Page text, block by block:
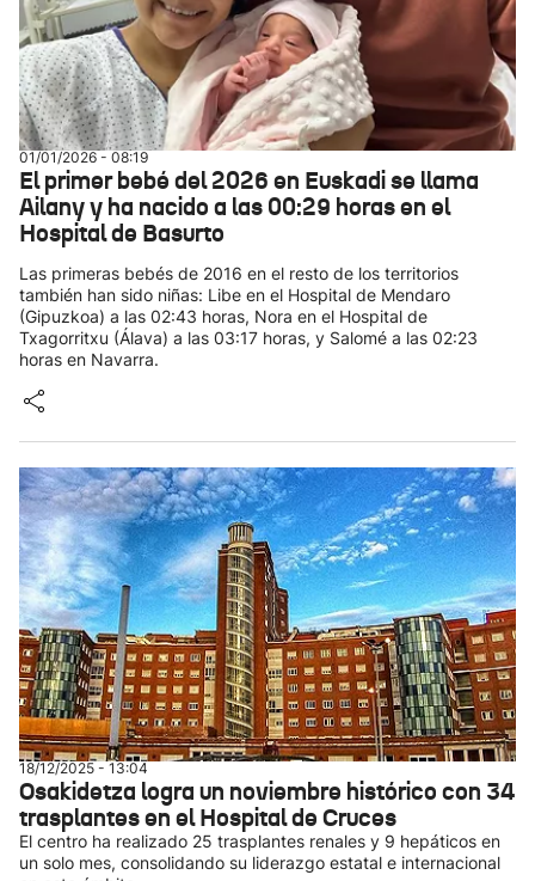
01/01/2026 - 08:19
El primer bebé del 2026 en Euskadi se llama
Ailany y ha nacido a las 00:29 horas en el
Hospital de Basurto
Las primeras bebés de 2016 en el resto de los territorios
también han sido niñas: Libe en el Hospital de Mendaro
(Gipuzkoa) a las 02:43 horas, Nora en el Hospital de
Txagorritxu (Álava) a las 03:17 horas, y Salomé a las 02:23
horas en Navarra.
18/12/2025 - 13:04
Osakidetza logra un noviembre histórico con 34
trasplantes en el Hospital de Cruces
El centro ha realizado 25 trasplantes renales y 9 hepáticos en
un solo mes, consolidando su liderazgo estatal e internacional